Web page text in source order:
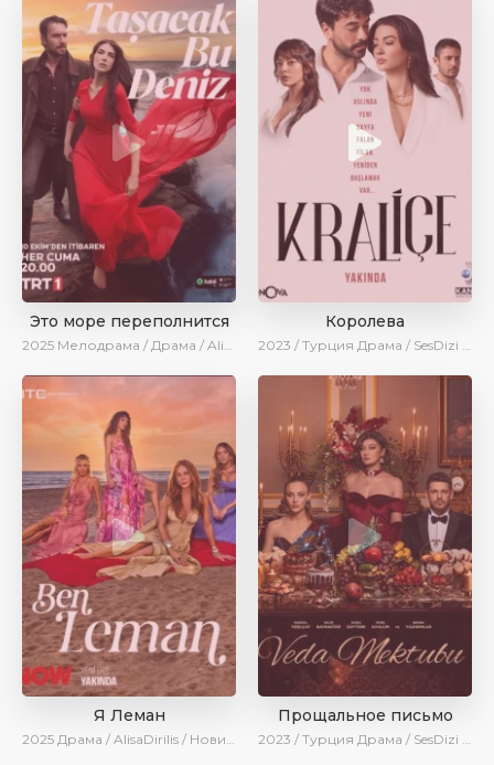
Это море переполнится
2025 Мелодрама / Драма / AlisaDirilis / Новинки / Сериалы 2025
Королева
2023 / Турция Драма / SesDizi / AveTurk
Я Леман
2025 Драма / AlisaDirilis / Новинки / Сериалы 2025
Прощальное письмо
2023 / Турция Драма / SesDizi / Сериалы 2023